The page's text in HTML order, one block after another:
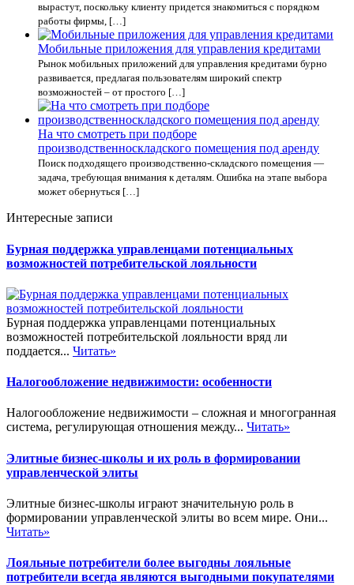
вырастут, поскольку клиенту придется знакомиться с порядком
работы фирмы, […]
Мобильные приложения для управления кредитами
Рынок мобильных приложений для управления кредитами бурно
развивается, предлагая пользователям широкий спектр
возможностей – от простого […]
На что смотреть при подборе
производственноскладского помещения под аренду
Поиск подходящего производственно-складского помещения —
задача, требующая внимания к деталям. Ошибка на этапе выбора
может обернуться […]
Интересные записи
Бурная поддержка управленцами потенциальных
возможностей потребительской лояльности
Бурная поддержка управленцами потенциальных
возможностей потребительской лояльности вряд ли
поддается... Читать»
Налогообложение недвижимости: особенности
Налогообложение недвижимости – сложная и многогранная
система, регулирующая отношения между... Читать»
Элитные бизнес-школы и их роль в формировании
управленческой элиты
Элитные бизнес-школы играют значительную роль в
формировании управленческой элиты во всем мире. Они...
Читать»
Лояльные потребители более выгодны лояльные
потребители всегда являются выгодными покупателями